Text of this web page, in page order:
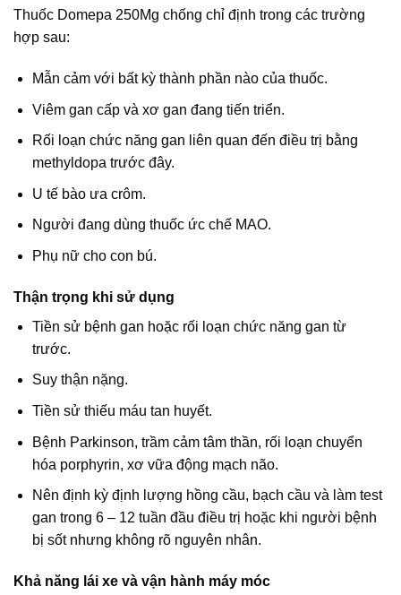
Thuốc Domepa 250Mg chống chỉ định trong các trường
hợp sau:
Mẫn cảm với bất kỳ thành phần nào của thuốc.
Viêm gan cấp và xơ gan đang tiến triển.
Rối loạn chức năng gan liên quan đến điều trị bằng
methyldopa trước đây.
U tế bào ưa crôm.
Người đang dùng thuốc ức chế MAO.
Phụ nữ cho con bú.
Thận trọng khi sử dụng
Tiền sử bệnh gan hoặc rối loạn chức năng gan từ
trước.
Suy thận nặng.
Tiền sử thiếu máu tan huyết.
Bệnh Parkinson, trầm cảm tâm thần, rối loạn chuyển
hóa porphyrin, xơ vữa động mạch não.
Nên định kỳ định lượng hồng cầu, bạch cầu và làm test
gan trong 6 – 12 tuần đầu điều trị hoặc khi người bệnh
bị sốt nhưng không rõ nguyên nhân.
Khả năng lái xe và vận hành máy móc